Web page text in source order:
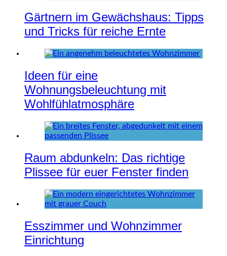
Gärtnern im Gewächshaus: Tipps
und Tricks für reiche Ernte
Ideen für eine
Wohnungsbeleuchtung mit
Wohlfühlatmosphäre
Raum abdunkeln: Das richtige
Plissee für euer Fenster finden
Esszimmer und Wohnzimmer
Einrichtung